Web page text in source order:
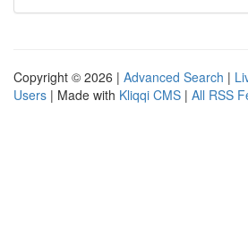
Copyright © 2026 | Advanced Search |
Users | Made with Kliqqi CMS | All RSS